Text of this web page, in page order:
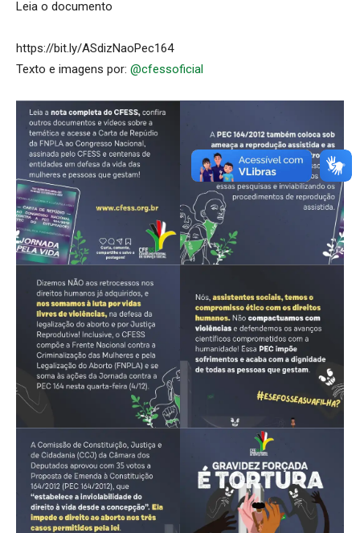
Leia o documento
https://bit.ly/ASdizNaoPec164
Texto e imagens por: @cfessoficial